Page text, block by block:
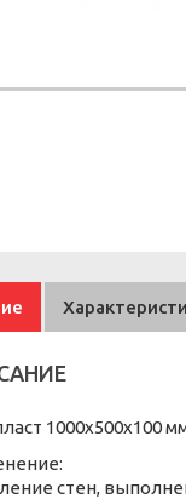
1000х500х100
стен,